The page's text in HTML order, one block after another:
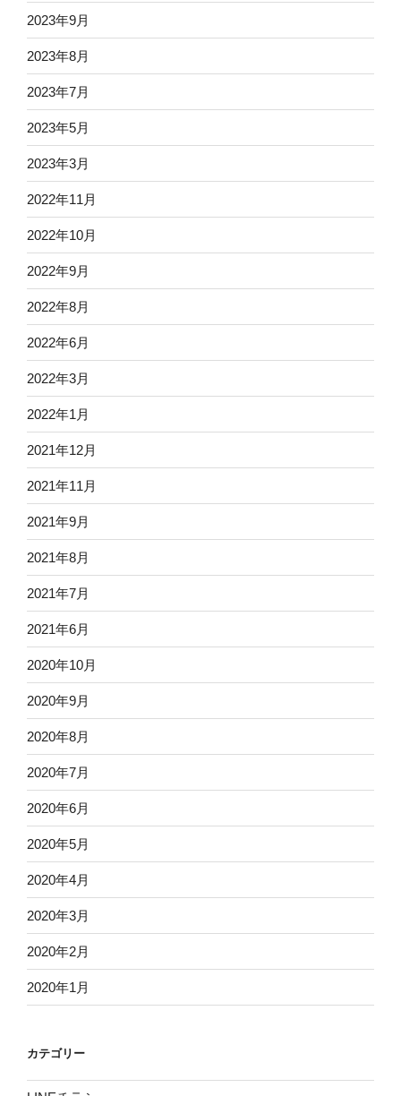
2023年9月
2023年8月
2023年7月
2023年5月
2023年3月
2022年11月
2022年10月
2022年9月
2022年8月
2022年6月
2022年3月
2022年1月
2021年12月
2021年11月
2021年9月
2021年8月
2021年7月
2021年6月
2020年10月
2020年9月
2020年8月
2020年7月
2020年6月
2020年5月
2020年4月
2020年3月
2020年2月
2020年1月
カテゴリー